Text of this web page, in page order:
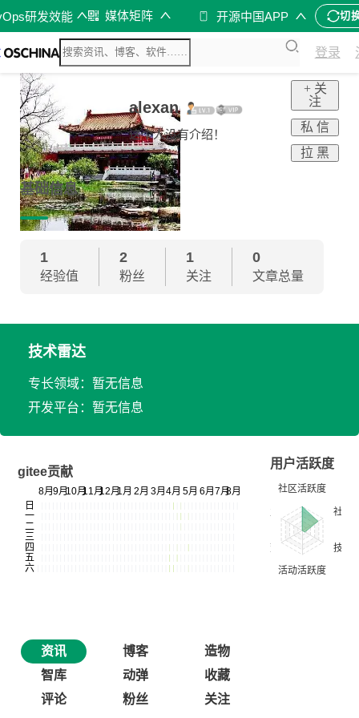
研发效能 媒体矩阵 开源中国APP 切
登录
alexan
这个人没有介绍！
+ 关
注
私 信
拉 黑
基础信息
1
经验值
2
粉丝
1
关注
0
文章总量
技术雷达
专长领域：暂无信息
开发平台：暂无信息
gitee贡献
用户活跃度
资讯 博客
造物
智库
动弹
收藏
评论
粉丝 关注